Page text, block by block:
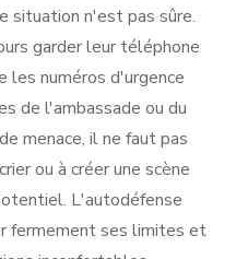
situation n'est pas sûre.
garder leur téléphone
les numéros d'urgence
de l'ambassade ou du
menace, il ne faut pas
ou à créer une scène
L'autodéfense
fermement ses limites et